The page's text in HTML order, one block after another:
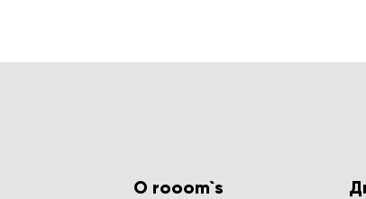
О rooom`s